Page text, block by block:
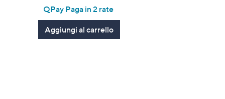
QPay Paga in 2 rate
Aggiungi al carrello